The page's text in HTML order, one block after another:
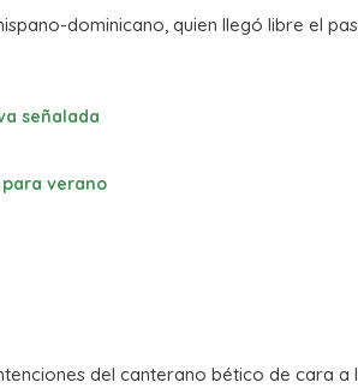
dominicano, quien llegó libre el
señalada
verano
del canterano bético de cara a